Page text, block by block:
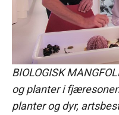
BIOLOGISK
og planter i
planter og dyr,